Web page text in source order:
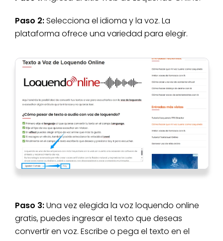
Paso 2:Selecciona el idioma y la voz. La
plataforma ofrece una variedad para elegir.
Paso 3:Una vez elegida la voz loquendo online
gratis, puedes ingresar el texto que deseas
convertir en voz. Escribe o pega el texto en el